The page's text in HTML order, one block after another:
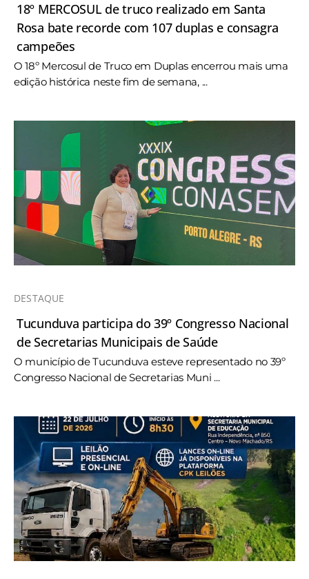
18º MERCOSUL de truco realizado em Santa
Rosa bate recorde com 107 duplas e consagra
campeões
O 18º Mercosul de Truco em Duplas encerrou mais uma
edição histórica neste fim de semana, ...
DESTAQUE
Tucunduva participa do 39º Congresso Nacional
de Secretarias Municipais de Saúde
O município de Tucunduva esteve representado no 39º
Congresso Nacional de Secretarias Muni ...